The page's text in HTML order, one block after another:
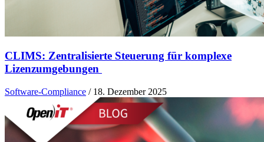
CLIMS: Zentralisierte Steuerung für komplexe
Lizenzumgebungen
Software-Compliance / 18. Dezember 2025